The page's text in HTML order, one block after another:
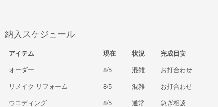
納入スケジュール
アイテム 現在 状況
完成目安
オーダー
8/5 混雑
お打合わせ
リメイク リフォーム
8/5 混雑
お打合わせ
ウエディング
8/5 通常
急ぎ相談